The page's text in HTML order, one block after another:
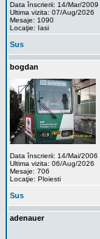
Data înscrierii: 14/Mar/2009
Ultima vizita: 07/Aug/2026
Mesaje: 1090
Locaţie: Iasi
Sus
bogdan
Data înscrierii: 14/Mai/2006
Ultima vizita: 06/Aug/2026
Mesaje: 706
Locaţie: Ploiesti
Sus
adenauer